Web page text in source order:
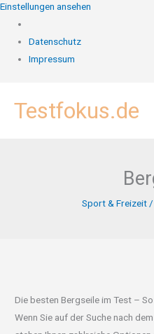
Einstellungen ansehen
Datenschutz
Impressum
InhaltTestfokus.de
Sport & Freizeit/
Die besten Bergseile im Test –
Wenn Sie auf der Suche nach